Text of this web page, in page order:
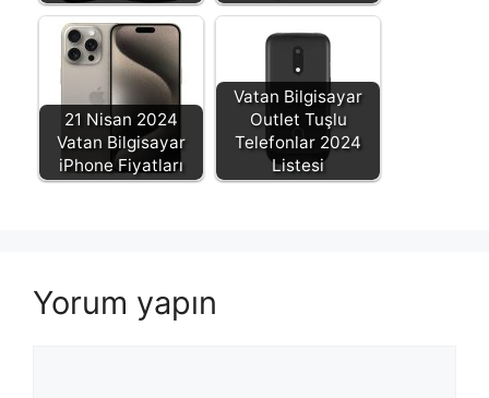
21 Nisan 2024
Vatan Bilgisayar
iPhone Fiyatları
Vatan Bilgisayar
Outlet Tuşlu
Telefonlar 2024
Listesi
Yorum yapın